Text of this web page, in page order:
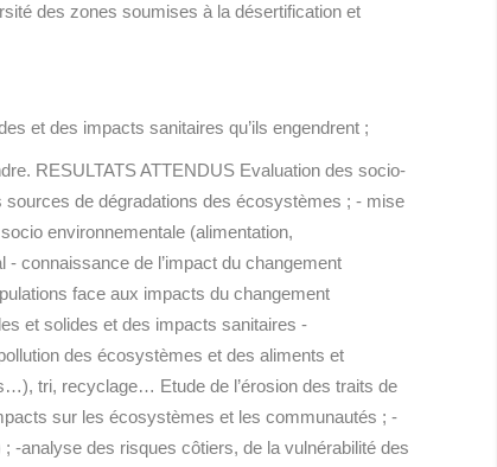
des zones soumises à la désertification et
et des impacts sanitaires qu’ils engendrent ;
RESULTATS ATTENDUS Evaluation des socio-
de dégradations des écosystèmes ; - mise
environnementale (alimentation,
connaissance de l’impact du changement
face aux impacts du changement
et solides et des impacts sanitaires -
des écosystèmes et des aliments et
tri, recyclage… Etude de l’érosion des traits de
sur les écosystèmes et les communautés ; -
-analyse des risques côtiers, de la vulnérabilité des